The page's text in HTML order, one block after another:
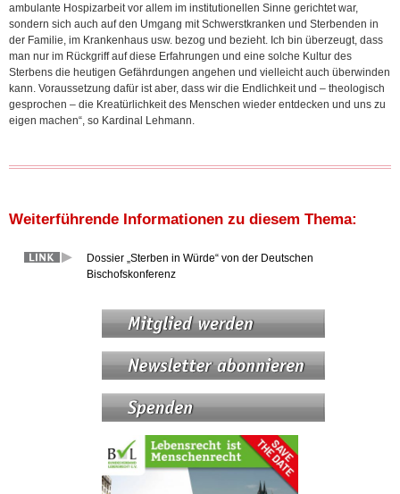
ambulante Hospizarbeit vor allem im institutionellen Sinne gerichtet war,
sondern sich auch auf den Umgang mit Schwerstkranken und Sterbenden in
der Familie, im Krankenhaus usw. bezog und bezieht. Ich bin überzeugt, dass
man nur im Rückgriff auf diese Erfahrungen und eine solche Kultur des
Sterbens die heutigen Gefährdungen angehen und vielleicht auch überwinden
kann. Voraussetzung dafür ist aber, dass wir die Endlichkeit und – theologisch
gesprochen – die Kreatürlichkeit des Menschen wieder entdecken und uns zu
eigen machen“, so Kardinal Lehmann.
Weiterführende Informationen zu diesem Thema:
Dossier „Sterben in Würde“ von der Deutschen
Bischofskonferenz